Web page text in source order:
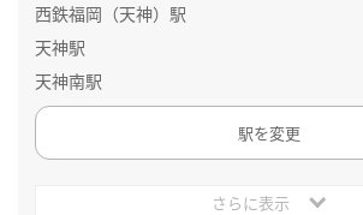
西鉄福岡（天神）駅
天神駅
天神南駅
駅を変更
さらに表示